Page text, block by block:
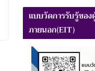
แบบวัดการรับรู้ขอ
ภายนอก(EIT)